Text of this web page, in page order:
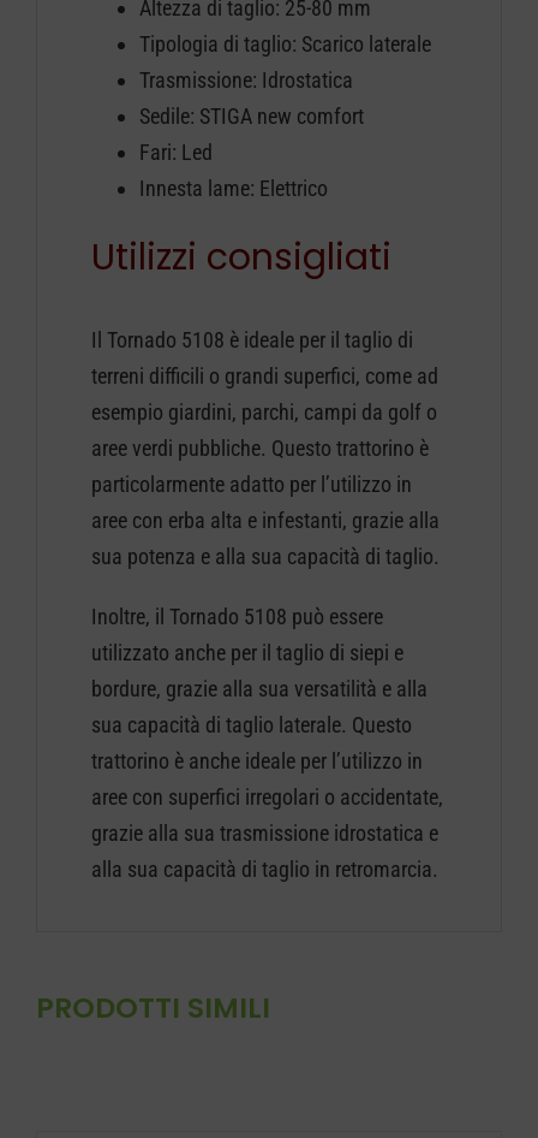
Altezza di taglio: 25-80 mm
Tipologia di taglio: Scarico laterale
Trasmissione: Idrostatica
Sedile: STIGA new comfort
Fari: Led
Innesta lame: Elettrico
Utilizzi consigliati
Il Tornado 5108 è ideale per il taglio di
terreni difficili o grandi superfici, come ad
esempio giardini, parchi, campi da golf o
aree verdi pubbliche. Questo trattorino è
particolarmente adatto per l’utilizzo in
aree con erba alta e infestanti, grazie alla
sua potenza e alla sua capacità di taglio.
Inoltre, il Tornado 5108 può essere
utilizzato anche per il taglio di siepi e
bordure, grazie alla sua versatilità e alla
sua capacità di taglio laterale. Questo
trattorino è anche ideale per l’utilizzo in
aree con superfici irregolari o accidentate,
grazie alla sua trasmissione idrostatica e
alla sua capacità di taglio in retromarcia.
PRODOTTI SIMILI